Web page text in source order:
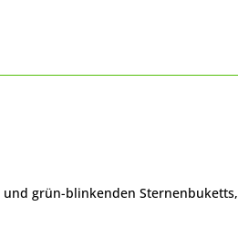
grün-blinkenden Sternenbuketts,